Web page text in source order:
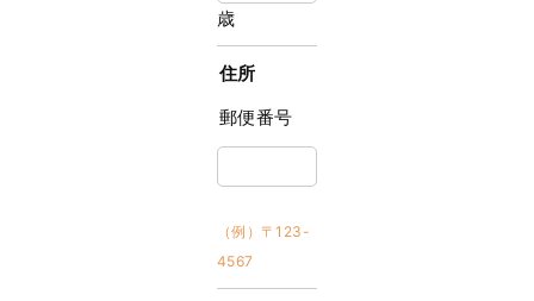
歳
住所
郵便番号
（例）〒123-
4567